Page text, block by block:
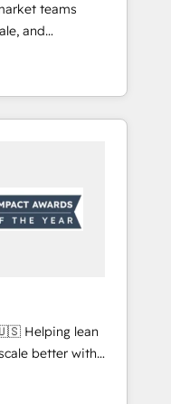
HIPAA-
growth.
teams
and
activate
platform
Loop
expert-led
clean data,
Gen &
strategy that
Breeze
& maximize
🧩Integrations:
integrations,
better with
For You'